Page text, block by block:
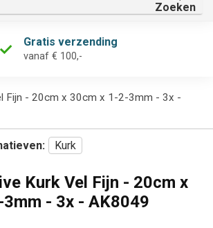
Zoeken
Gratis verzending
vanaf € 100,-
Fijn - 20cm x 30cm x 1-2-3mm - 3x -
Kurk
Kurk Vel Fijn - 20cm x
- 3x - AK8049